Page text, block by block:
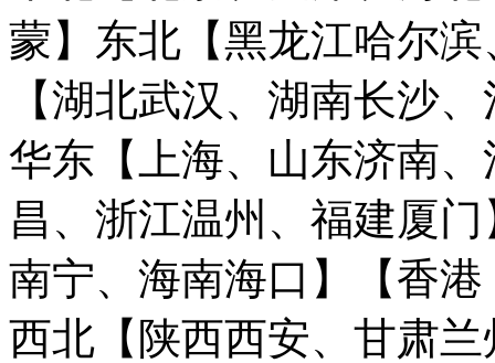
蒙】 东北【黑龙江哈尔
【湖北武汉、湖南长沙
华东【上海、山东济南
昌、浙江温州、福建厦门
南宁、海南海口】
【香
西北【陕西西安、甘肃